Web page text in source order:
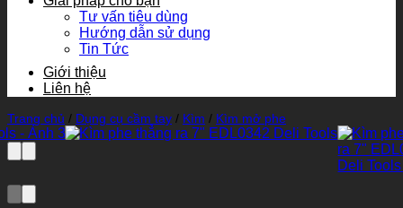
Tư vấn tiêu dùng
Hướng dẫn sử dụng
Tin Tức
Giới thiệu
Liên hệ
Trang chủ / Dụng cụ cầm tay / Kìm / Kìm mở phe